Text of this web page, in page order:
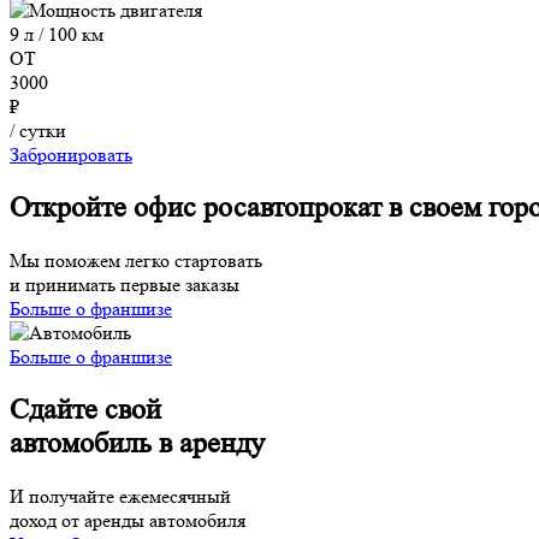
9 л / 100 км
ОТ
3000
₽
/ сутки
Забронировать
Откройте офис росавтопрокат в своем
Мы поможем легко стартовать
и принимать первые заказы
Больше о франшизе
Больше о франшизе
Сдайте свой
автомобиль в аренду
И получайте ежемесячный
доход от аренды автомобиля